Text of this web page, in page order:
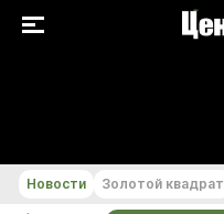
Новости Золотой квадрат